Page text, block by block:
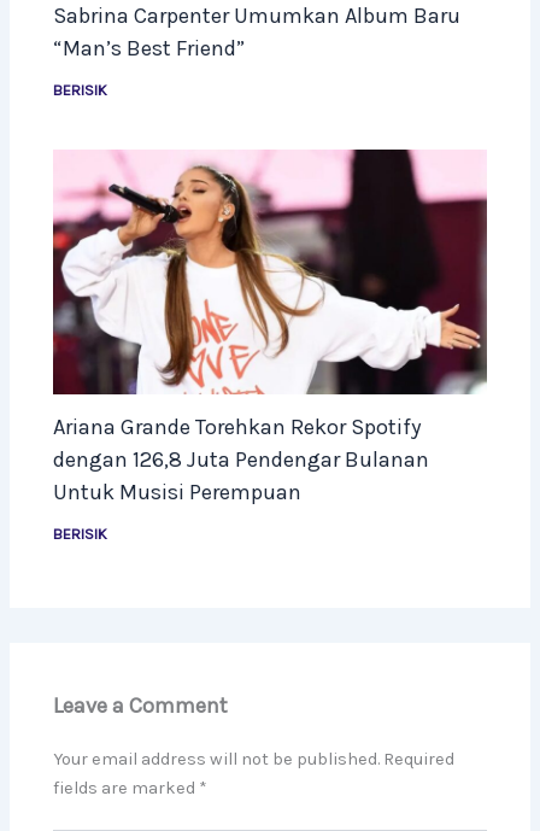
Sabrina Carpenter Umumkan Album Baru
“Man’s Best Friend”
BERISIK
Ariana Grande Torehkan Rekor Spotify
dengan 126,8 Juta Pendengar Bulanan
Untuk Musisi Perempuan
BERISIK
Leave a Comment
Your email address will not be published. Required
fields are marked *